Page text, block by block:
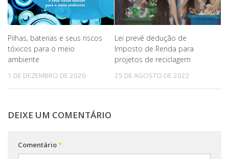
Pilhas, baterias e seus riscos
tóxicos para o meio
ambiente
1 DE DEZEMBRO DE 2020
Lei prevê dedução de
Imposto de Renda para
projetos de reciclagem
25 DE AGOSTO DE 2022
DEIXE UM COMENTÁRIO
Comentário*